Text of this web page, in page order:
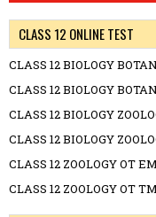
CLASS 12 ONLINE TEST
CLASS 12 BIOLOGY
CLASS 12 BIOLOGY
CLASS 12 BIOLOGY
CLASS 12 BIOLOGY
CLASS 12 ZOOLOGY OT EM
CLASS 12 ZOOLOGY OT TM